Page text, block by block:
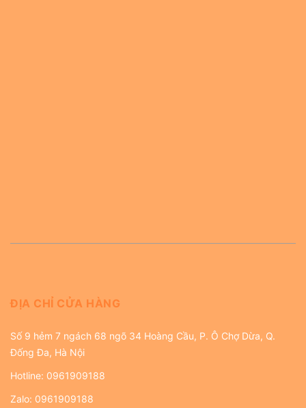
ĐỊA CHỈ CỬA HÀNG
Số 9 hẻm 7 ngách 68 ngõ 34 Hoàng Cầu, P. Ô Chợ Dừa, Q.
Đống Đa, Hà Nội
Hotline: 0961909188
Zalo: 0961909188